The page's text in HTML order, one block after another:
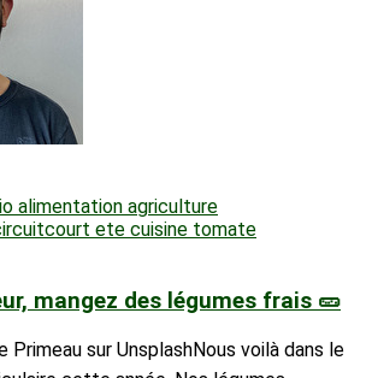
alimentation agriculture
ete cuisine tomate
mangez des légumes frais 🥒
Primeau sur UnsplashNous voilà dans le